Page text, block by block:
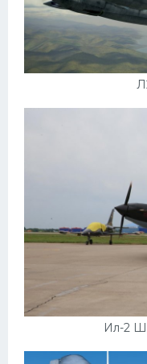
Ил-2
Рено
Прогулочные суда
Хендай
Шевроле
Кадиллак
Феррари